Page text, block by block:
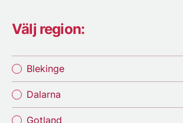
Välj region:
Blekinge
Dalarna
Gotland